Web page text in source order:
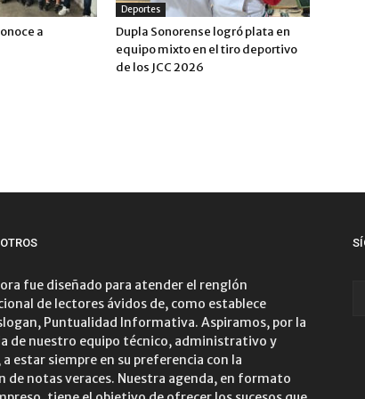
a
Deportes
Dupla Sonorense logró plata en
equipo mixto en el tiro deportivo
de los JCC 2026
fue diseñado para atender el renglón
de lectores ávidos de, como establece
Puntualidad Informativa. Aspiramos, por la
de nuestro equipo técnico, administrativo y
estar siempre en su preferencia con la
de notas veraces. Nuestra agenda, en formato